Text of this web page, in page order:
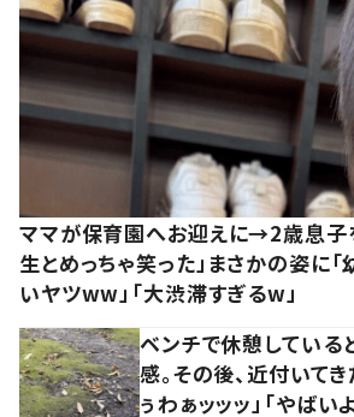
ママが保育園へお迎えに→2歳息
生とめっちゃ笑った」まさかの姿に
いヤツww」「大渋滞すぎるw」
ベンチで休憩してい
感。その後、近付いて
ぅわぁッッッ」「やばい